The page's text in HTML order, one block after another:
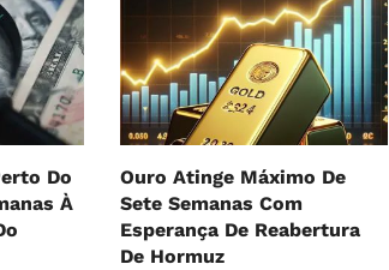
Do
À
Ouro Atinge Máximo De
Sete Semanas Com
Esperança De Reabertura
De Hormuz